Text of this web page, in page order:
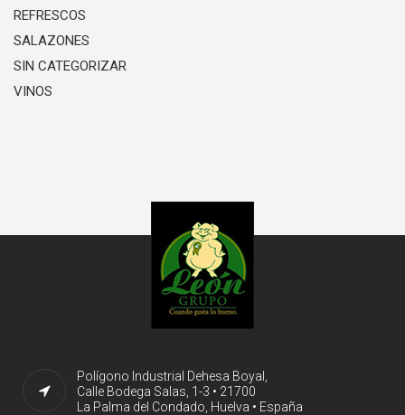
REFRESCOS
SALAZONES
SIN CATEGORIZAR
VINOS
Polígono Industrial Dehesa Boyal,
Calle Bodega Salas, 1-3 • 21700
La Palma del Condado, Huelva • España